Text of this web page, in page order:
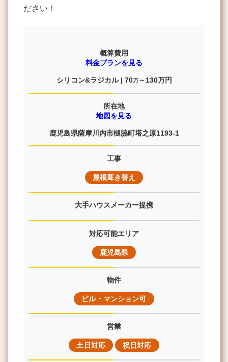
ださい！
概算費用
料金プランを見る
シリコン&ラジカル | 70万～130万円
所在地
地図を見る
鹿児島県薩摩川内市樋脇町塔之原1193-1
工事
屋根葺き替え
大手ハウスメーカー提携
対応可能エリア
鹿児島県
物件
ビル・マンション可
営業
土日対応 祝日対応